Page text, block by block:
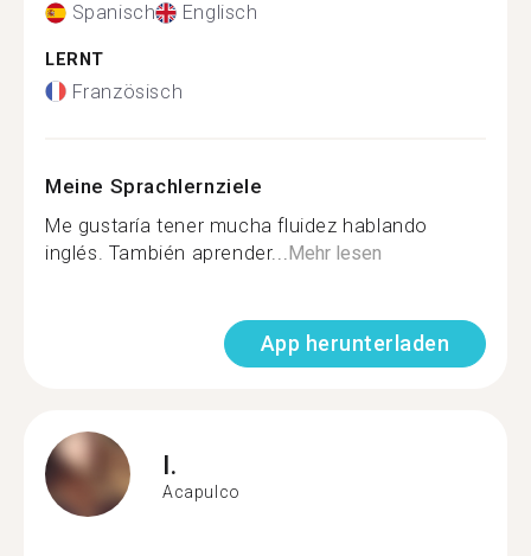
Spanisch Englisch
LERNT
Französisch
Meine Sprachlernziele
Me gustaría tener mucha fluidez hablando
inglés. También aprender... Mehr lesen
App herunterladen
I.
Acapulco